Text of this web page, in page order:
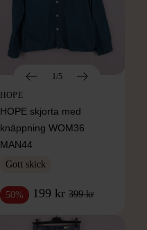
1/5
HOPE
HOPE skjorta med
knäppning WOM36
MAN44
Gott skick
50% 199 kr 399 kr